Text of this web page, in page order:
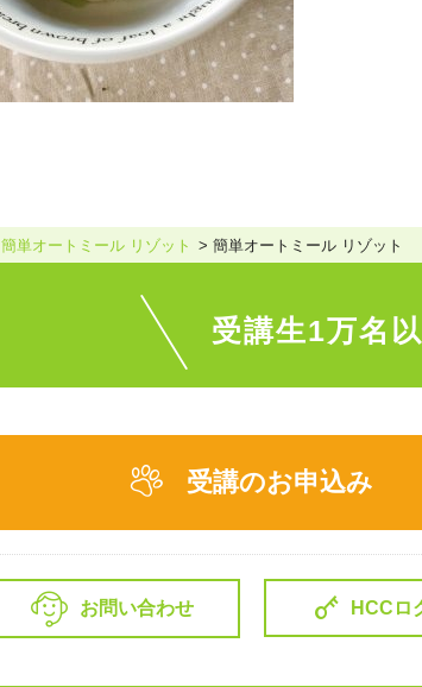
簡単オートミール リゾット 簡単オートミール リゾット
受講生1万名以
受講のお申込み
お問い合わせ HCCロ